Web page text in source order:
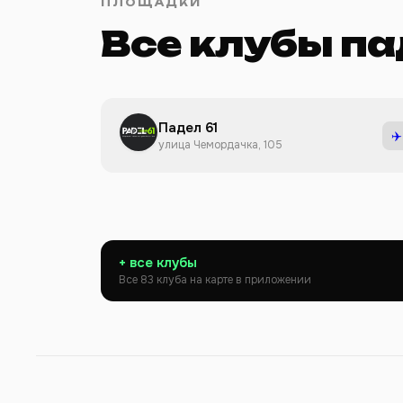
ПЛОЩАДКИ
Все клубы
Падел 61
улица Чемордачка, 105
✈️
+ все клубы
Все 83 клуба на карте в приложении